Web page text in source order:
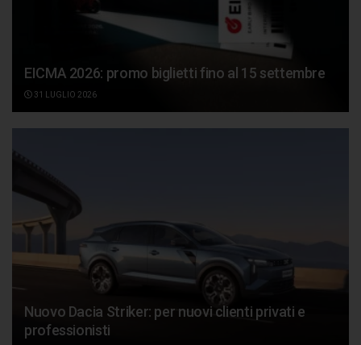
EICMA 2026: promo biglietti fino al 15 settembre
31 LUGLIO 2026
Nuovo Dacia Striker: per nuovi clienti privati e
professionisti